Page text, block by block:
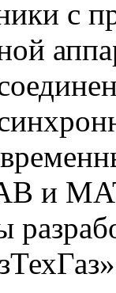
с
и